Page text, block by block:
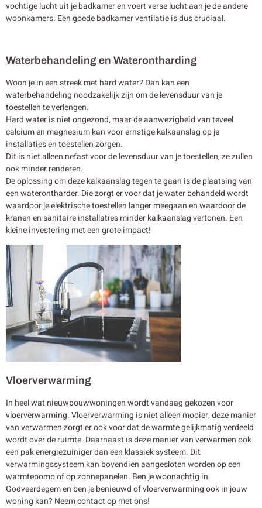
vochtige lucht uit je badkamer en voert verse lucht aan je de andere
woonkamers. Een goede badkamer ventilatie is dus cruciaal.
Waterbehandeling en Waterontharding
Woon je in een streek met hard water? Dan kan een
waterbehandeling noodzakelijk zijn om de levensduur van je
toestellen te verlengen.
Hard water is niet ongezond, maar de aanwezigheid van teveel
calcium en magnesium kan voor ernstige kalkaanslag op je
installaties en toestellen zorgen.
Dit is niet alleen nefast voor de levensduur van je toestellen, ze zullen
ook minder renderen.
De oplossing om deze kalkaanslag tegen te gaan is de plaatsing van
een waterontharder. Die zorgt er voor dat je water behandeld wordt
waardoor je elektrische toestellen langer meegaan en waardoor de
kranen en sanitaire installaties minder kalkaanslag vertonen. Een
kleine investering met een grote impact!
Vloerverwarming
In heel wat nieuwbouwwoningen wordt vandaag gekozen voor
vloerverwarming. Vloerverwarming is niet alleen mooier, deze manier
van verwarmen zorgt er ook voor dat de warmte gelijkmatig verdeeld
wordt over de ruimte. Daarnaast is deze manier van verwarmen ook
een pak energiezuiniger dan een klassiek systeem. Dit
verwarmingssysteem kan bovendien aangesloten worden op een
warmtepomp of op zonnepanelen. Ben je woonachtig in
Godveerdegem en ben je benieuwd of vloerverwarming ook in jouw
woning kan? Neem contact op met ons!